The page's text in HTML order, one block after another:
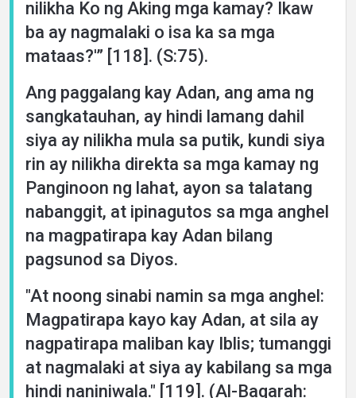
nilikha Ko ng Aking mga kamay? Ikaw
ba ay nagmalaki o isa ka sa mga
mataas?'” [118]. (S:75).
Ang paggalang kay Adan, ang ama ng
sangkatauhan, ay hindi lamang dahil
siya ay nilikha mula sa putik, kundi siya
rin ay nilikha direkta sa mga kamay ng
Panginoon ng lahat, ayon sa talatang
nabanggit, at ipinagutos sa mga anghel
na magpatirapa kay Adan bilang
pagsunod sa Diyos.
"At noong sinabi namin sa mga anghel:
Magpatirapa kayo kay Adan, at sila ay
nagpatirapa maliban kay Iblis; tumanggi
at nagmalaki at siya ay kabilang sa mga
hindi naniniwala." [119]. (Al-Baqarah: